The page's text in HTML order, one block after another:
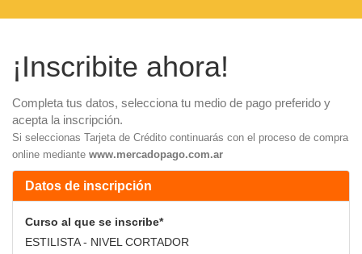
¡Inscribite ahora!
Completa tus datos, selecciona tu medio de pago preferido y
acepta la inscripción.
Si seleccionas Tarjeta de Crédito continuarás con el proceso de compra
online mediante www.mercadopago.com.ar
Datos de inscripción
Curso al que se inscribe*
ESTILISTA - NIVEL CORTADOR